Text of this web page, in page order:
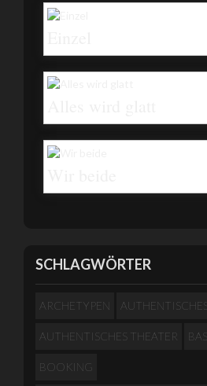
SCHLAGWÖRTER
ARCHETYPEN AUTHENTISCHES
AUTHENTISCHES THEATER
BOOKING